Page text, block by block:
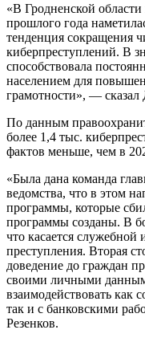
«В Гродненской
прошлого года
тенденция сокращения
киберпреступлений. В
способствовала
населением для
грамотности», — сказал
По данным
более 1,4 тыс.
фактов меньше, чем в
«Была дана команда
ведомства, что в этом
программы, которые
программы созданы. В
что касается
преступления. Вторая
доведение до граждан
своими личными
взаимодействовать как
так и с банковскими
Резенков.